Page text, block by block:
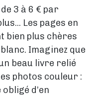
3 à 6 € par
Les pages en
bien plus chères
Imaginez que
beau livre relié
photos couleur :
d’en